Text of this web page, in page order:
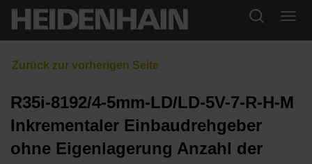
R35i-8192/4-5mm-LD/LD-5V-7-R-H-M
Inkrementaler Einbaudrehgeber
ohne Eigenlagerung Anzahl der